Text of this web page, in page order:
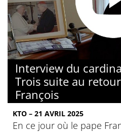
Interview du
Trois suite au
François
KTO – 21 AVRIL 2025
En ce jour où le pape